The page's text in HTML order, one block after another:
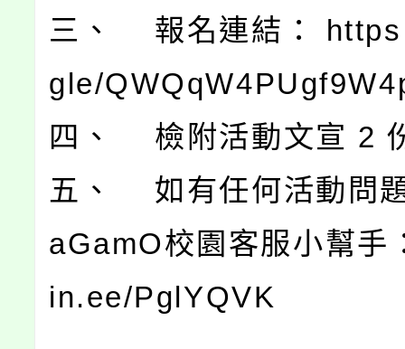
三、 報名連結：
gle/
四、 檢附活動文宣 2
五、 如有任何活動問
aGamO校園客服小幫
in.ee/PglYQVK